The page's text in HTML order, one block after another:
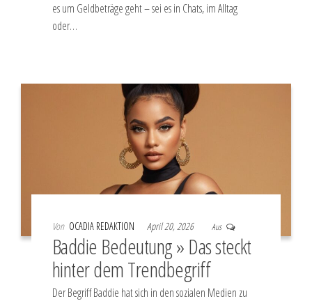
es um Geldbeträge geht – sei es in Chats, im Alltag
oder…
Von OCADIA REDAKTION April 20, 2026 Aus
Baddie Bedeutung » Das steckt
hinter dem Trendbegriff
Der Begriff Baddie hat sich in den sozialen Medien zu